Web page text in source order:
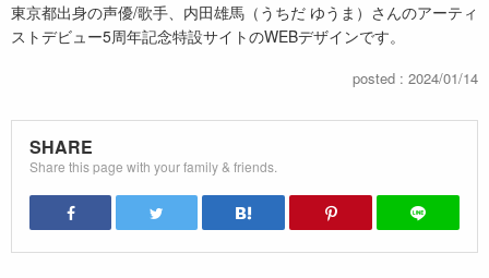
東京都出身の声優/歌手、内田雄馬（うちだ ゆうま）さんのアーティ
ストデビュー5周年記念特設サイトのWEBデザインです。
posted : 2024/01/14
SHARE
Share this page with your family & friends.